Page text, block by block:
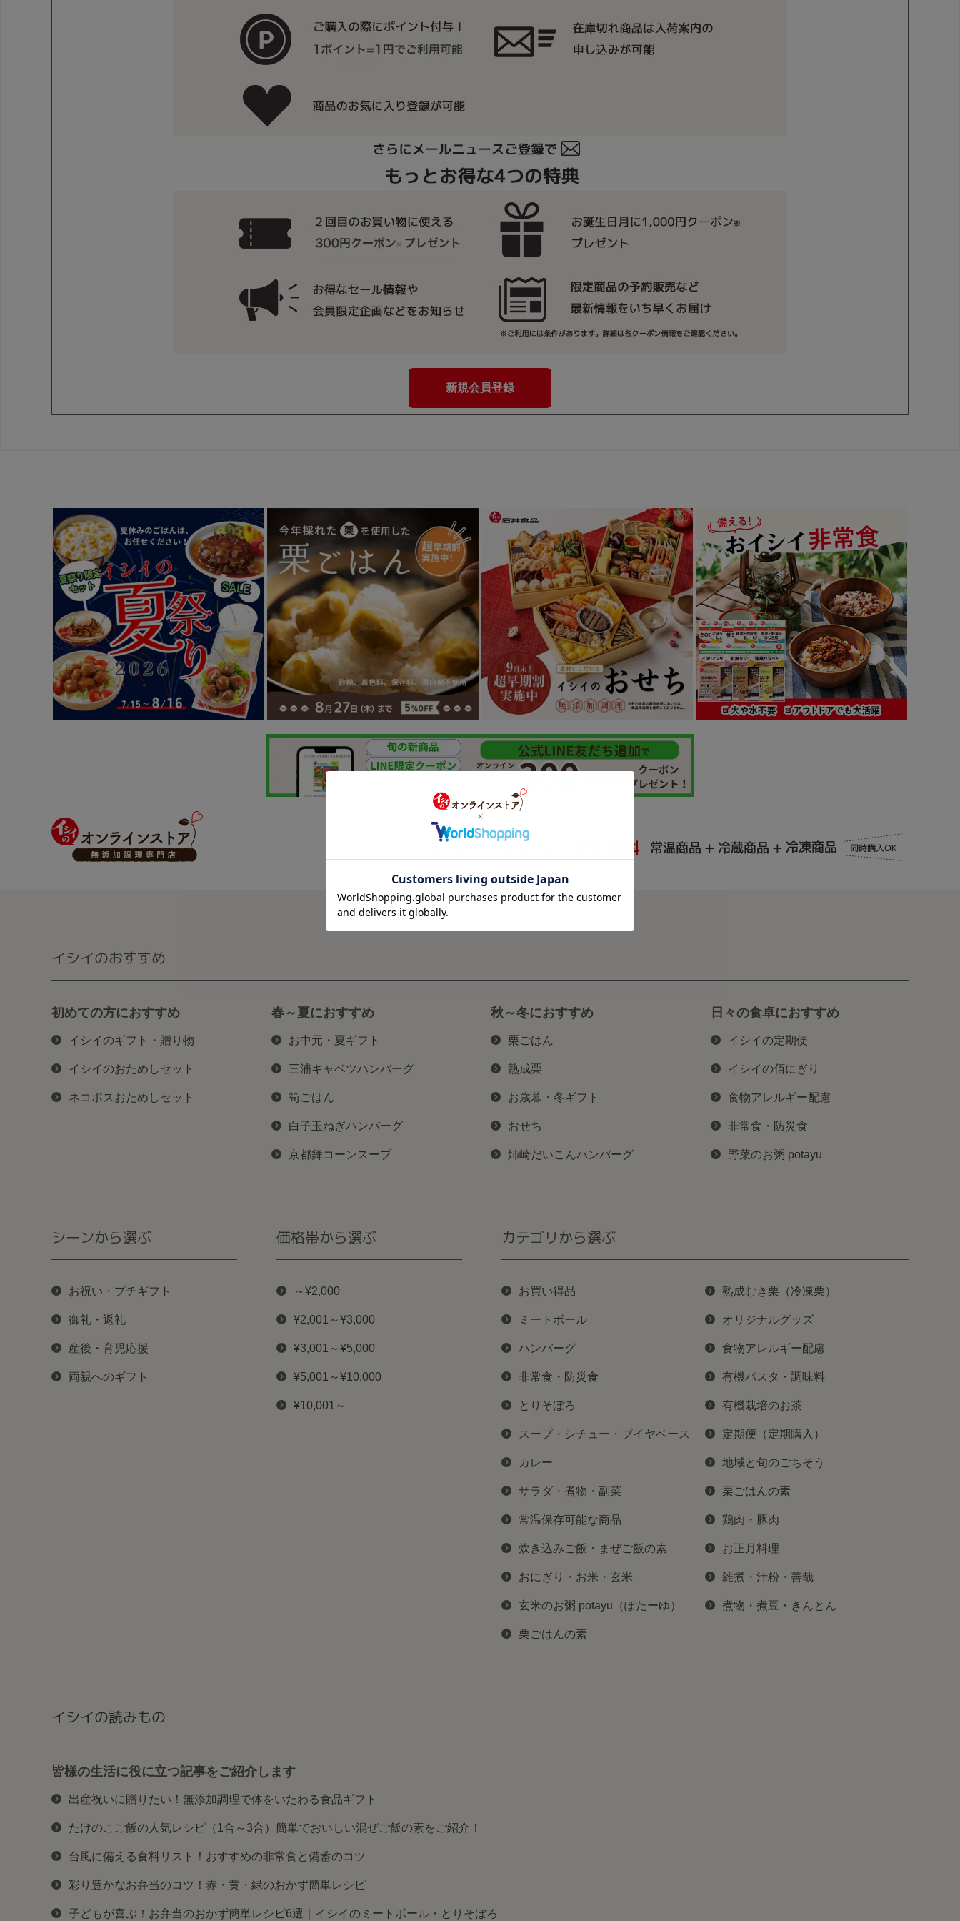
イシイのおすすめ
初めての方におすすめ
イシイのギフト・贈り物
イシイのおためしセット
ネコポスおためしセット
春～夏におすすめ
お中元・夏ギフト
三浦キャベツハンバーグ
筍ごはん
白子玉ねぎハンバーグ
京都舞コーンスープ
秋～冬におすすめ
栗ごはん
熟成栗
お歳暮・冬ギフト
おせち
姉崎だいこんハンバーグ
日々の食卓におすすめ
イシイの定期便
イシイの佰にぎり
食物アレルギー配慮
非常食・防災食
野菜のお粥 potayu
シーンから選ぶ
お祝い・プチギフト
御礼・返礼
産後・育児応援
両親へのギフト
価格帯から選ぶ
～¥2,000
¥2,001～¥3,000
¥3,001～¥5,000
¥5,001～¥10,000
¥10,001～
カテゴリから選ぶ
お買い得品
ミートボール
ハンバーグ
非常食・防災食
とりそぼろ
スープ・シチュー・ブイヤベース
カレー
サラダ・煮物・副菜
常温保存可能な商品
炊き込みご飯・まぜご飯の素
おにぎり・お米・玄米
玄米のお粥 potayu（ぽたーゆ）
栗ごはんの素
熟成むき栗（冷凍栗）
オリジナルグッズ
食物アレルギー配慮
有機パスタ・調味料
有機栽培のお茶
定期便（定期購入）
地域と旬のごちそう
栗ごはんの素
鶏肉・豚肉
お正月料理
雑煮・汁粉・善哉
煮物・煮豆・きんとん
イシイの読みもの
皆様の生活に役に立つ記事をご紹介します
出産祝いに贈りたい！無添加調理で体をいたわる食品ギフト
たけのこご飯の人気レシピ（1合～3合）簡単でおいしい混ぜご飯の素をご紹介！
台風に備える食料リスト！おすすめの非常食と備蓄のコツ
彩り豊かなお弁当のコツ！赤・黄・緑のおかず簡単レシピ
子どもが喜ぶ！お弁当のおかず簡単レシピ6選｜イシイのミートボール・とりそぼろ